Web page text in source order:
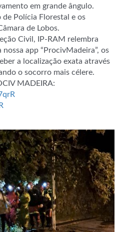
em grande ângulo.
Polícia Florestal e os
de Lobos.
Civil, IP-RAM relembra
app “ProcivMadeira”, os
a localização exata através
o socorro mais célere.
MADEIRA: